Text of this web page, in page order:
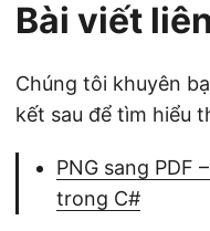
Bài viết
Chúng tôi khuyên
kết sau để tìm hiểu
PNG sang PDF
trong C#